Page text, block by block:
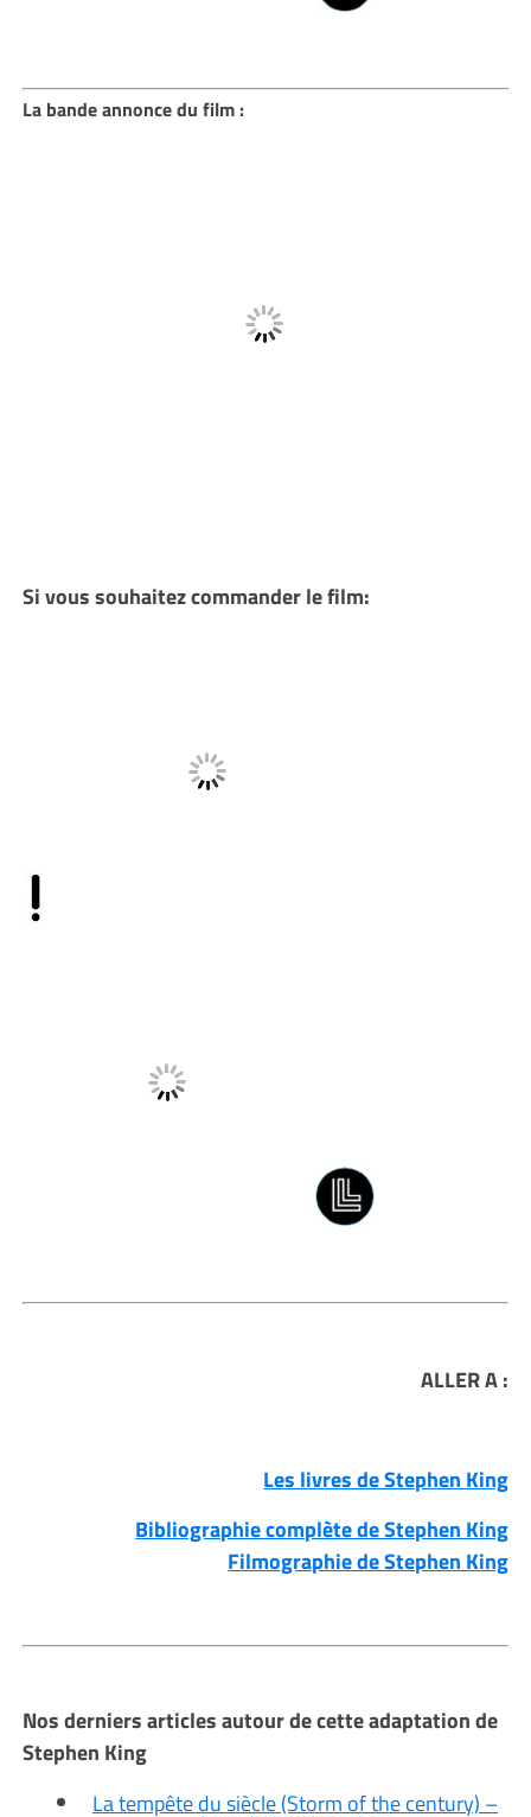
La bande annonce du film :
Si vous souhaitez commander le film:
ALLER A :
Les livres de Stephen King
Bibliographie complète de Stephen King
Filmographie de Stephen King
Nos derniers articles autour de cette adaptation de
Stephen King
La tempête du siècle (Storm of the century) –